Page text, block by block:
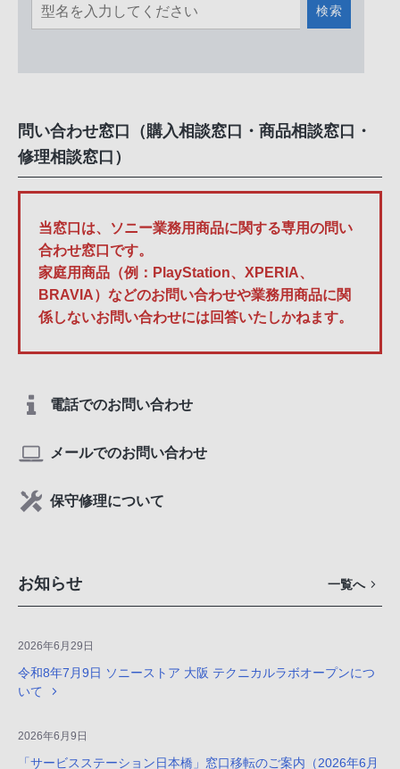
検索
問い合わせ窓口（購入相談窓口・商品相談窓口・
修理相談窓口）
当窓口は、ソニー業務用商品に関する専用の問い
合わせ窓口です。
家庭用商品（例：PlayStation、XPERIA、
BRAVIA）などのお問い合わせや業務用商品に関
係しないお問い合わせには回答いたしかねます。
電話でのお問い合わせ
メールでのお問い合わせ
保守修理について
お知らせ 一覧へ
2026年6月29日
令和8年7月9日 ソニーストア 大阪 テクニカルラボオープンにつ
いて
2026年6月9日
「サービスステーション日本橋」窓口移転のご案内（2026年6月